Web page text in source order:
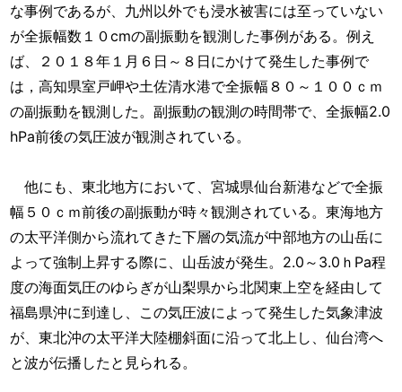
な事例であるが、九州以外でも浸水被害には至っていない
が全振幅数１０cmの副振動を観測した事例がある。例え
ば、２０１８年１月６日～８日にかけて発生した事例で
は，高知県室戸岬や土佐清水港で全振幅８０～１００ｃｍ
の副振動を観測した。副振動の観測の時間帯で、全振幅2.0
hPa前後の気圧波が観測されている。
他にも、東北地方において、宮城県仙台新港などで全振
幅５０ｃｍ前後の副振動が時々観測されている。東海地方
の太平洋側から流れてきた下層の気流が中部地方の山岳に
よって強制上昇する際に、山岳波が発生。2.0～3.0ｈPa程
度の海面気圧のゆらぎが山梨県から北関東上空を経由して
福島県沖に到達し、この気圧波によって発生した気象津波
が、東北沖の太平洋大陸棚斜面に沿って北上し、仙台湾へ
と波が伝播したと見られる。